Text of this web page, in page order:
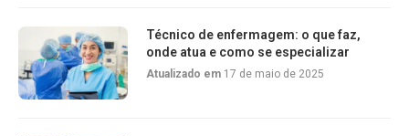
Técnico de enfermagem: o que faz,
onde atua e como se especializar
Atualizado em 17 de maio de 2025